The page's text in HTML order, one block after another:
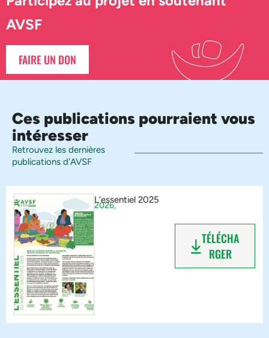
AVSF
FAIRE UN DON
Ces publications pourraient vous
intéresser
Retrouvez les dernières
publications d'AVSF
L’essentiel 2025
2026,
TÉLÉCHA
RGER